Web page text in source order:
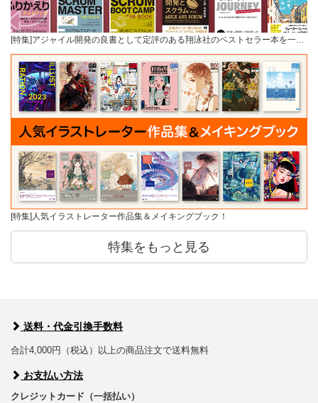
[特集]アジャイル開発の良書として定評のある翔泳社のベストセラー本を一…
[特集]人気イラストレーター作品集＆メイキングブック！
特集をもっと見る
送料・代金引換手数料
合計4,000円（税込）以上の商品注文で送料無料
お支払い方法
クレジットカード（一括払い）